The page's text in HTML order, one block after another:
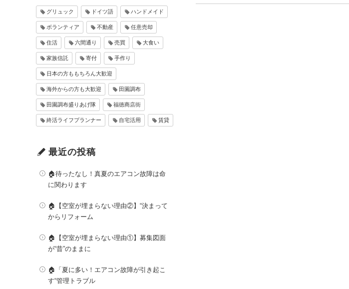
グリュック ドイツ語 ハンドメイド
ボランティア 不動産 任意売却
住活 六間通り 売買 大食い
家族信託 寄付 手作り
日本の方ももちろん大歓迎
海外からの方も大歓迎 田園調布
田園調布盛りあげ隊 福徳商店街
終活ライフプランナー 自宅活用 賃貸
最近の投稿
🏠待ったなし！真夏のエアコン故障は命
に関わります
🏠【空室が埋まらない理由②】“決まって
からリフォーム
🏠【空室が埋まらない理由①】募集図面
が“昔”のままに
🏠「夏に多い！エアコン故障が引き起こ
す“管理トラブル